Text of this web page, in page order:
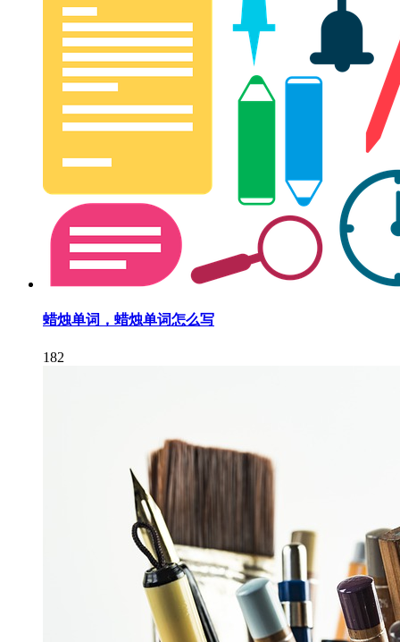
蜡烛单词，蜡烛单词怎么写
182